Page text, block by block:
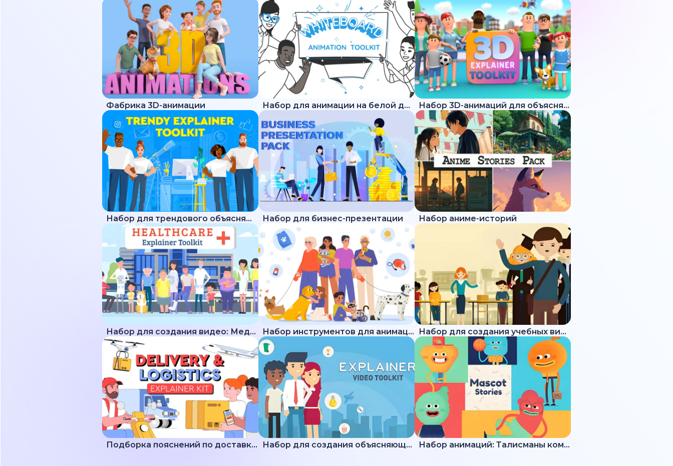
Фабрика 3D-анимации Набор для анимации на белой доске Набор 3D-анимаций для объясняющих роликов
Набор для трендового объясняющего ролика Набор для бизнес-презентации Набор аниме-историй
Набор для создания видео: Медицина Набор инструментов для анимации животных Набор для создания учебных видео
Подборка пояснений по доставке и логистике Набор для создания объясняющих видео Набор анимаций: Талисманы команды